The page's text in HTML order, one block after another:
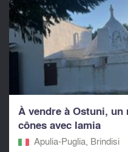
À vendre à Ostuni, un
cônes avec lamia
Apulia-Puglia, Brindisi